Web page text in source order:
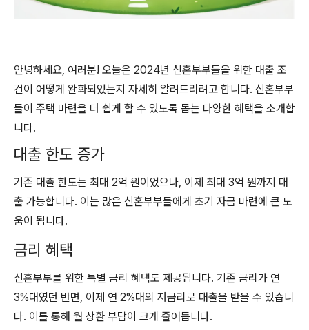
안녕하세요, 여러분! 오늘은 2024년 신혼부부들을 위한 대출 조
건이 어떻게 완화되었는지 자세히 알려드리려고 합니다. 신혼부부
들이 주택 마련을 더 쉽게 할 수 있도록 돕는 다양한 혜택을 소개합
니다.
대출 한도 증가
기존 대출 한도는 최대 2억 원이었으나, 이제 최대 3억 원까지 대
출 가능합니다. 이는 많은 신혼부부들에게 초기 자금 마련에 큰 도
움이 됩니다.
금리 혜택
신혼부부를 위한 특별 금리 혜택도 제공됩니다. 기존 금리가 연
3%대였던 반면, 이제 연 2%대의 저금리로 대출을 받을 수 있습니
다. 이를 통해 월 상환 부담이 크게 줄어듭니다.